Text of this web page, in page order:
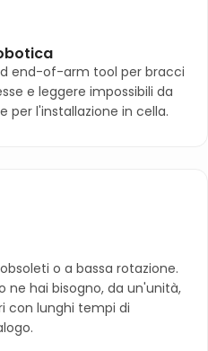
end-of-arm tool per bracci
e leggere impossibili da
per l'installazione in cella.
o a bassa rotazione.
ne hai bisogno, da un'unità,
con lunghi tempi di